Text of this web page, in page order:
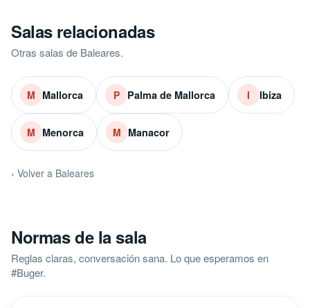
Salas relacionadas
Otras salas de Baleares.
M Mallorca P Palma de Mallorca I Ibiza
M Menorca M Manacor
‹ Volver a Baleares
Normas de la sala
Reglas claras, conversación sana. Lo que esperamos en
#Buger.